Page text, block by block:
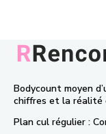
Bodycount moyen
chiffres et la réalité
Plan cul régulier :